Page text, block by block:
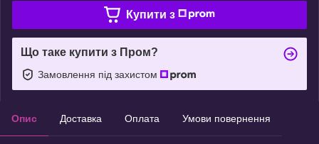
Купити з
Що таке купити з Пром?
Замовлення під захистом
Опис Доставка Оплата Умови повернення